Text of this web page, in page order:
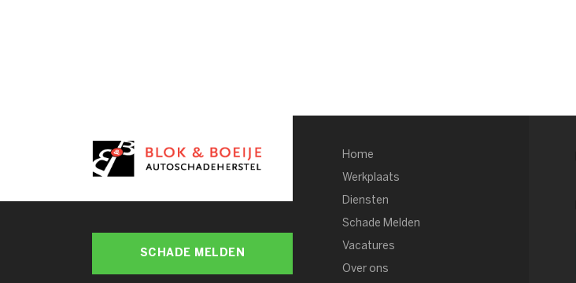
SCHADE MELDEN
Home
Werkplaats
Diensten
Schade Melden
Vacatures
Over ons